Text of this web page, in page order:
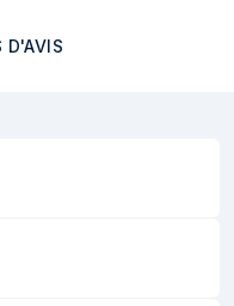
D'AVIS